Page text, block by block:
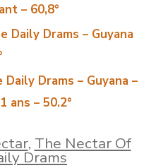
– 60,8°
Daily Drams – Guyana
Drams – Guyana –
ans – 50.2°
, The Nectar Of
Drams